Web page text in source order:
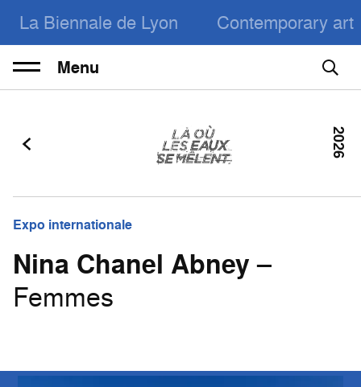
La Biennale de Lyon Contemporary art
Menu
Expo internationale
Nina Chanel Abney –
Femmes
2026